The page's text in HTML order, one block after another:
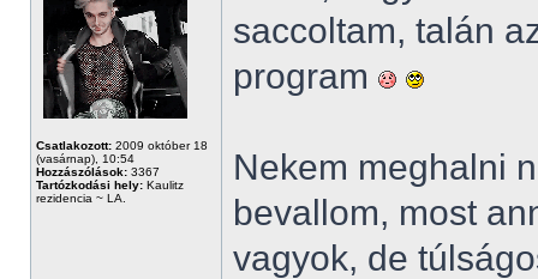
Csatlakozott: 2009 október 18
(vasárnap), 10:54
Hozzászólások: 3367
Tartózkodási hely: Kaulitz
rezidencia ~ LA.
saccoltam, talán
program
Nekem meghalni
bevallom, most
vagyok, de